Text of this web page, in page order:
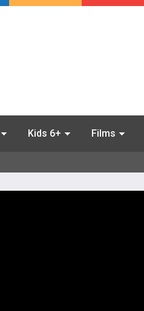
Kids 6+ Films